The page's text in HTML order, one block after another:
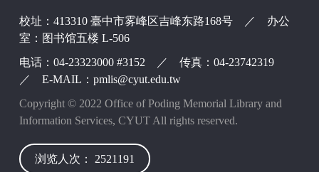
校址：413310 臺中市雾峰区吉峰东路168号 ／ 办公
室：图书馆五楼 L-506
电话：04-23323000 #3152 ／ 传真：04-23742319
／ E-MAIL：pmlis@cyut.edu.tw
Copyright © 2022 Office of Poding Memorial Library and
Information Services, CYUT All rights reserved.
浏览人次： 2521191